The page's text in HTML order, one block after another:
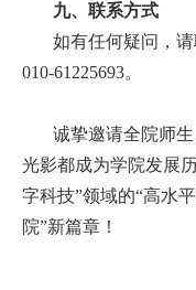
九、联系方式
如有任何疑问，
010-61225693。
诚挚邀请全院师
光影都成为学院发展
字科技”领域的“高水
院”新篇章！